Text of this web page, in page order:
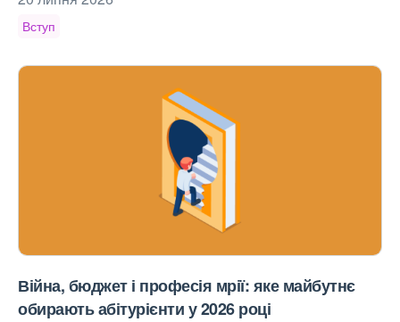
Вступ
Війна, бюджет і професія мрії: яке майбутнє
обирають абітурієнти у 2026 році